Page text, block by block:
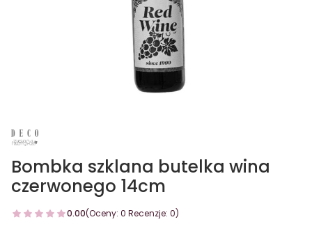
Bombka szklana butelka wina
czerwonego 14cm
0.00(Oceny: 0 Recenzje: 0)